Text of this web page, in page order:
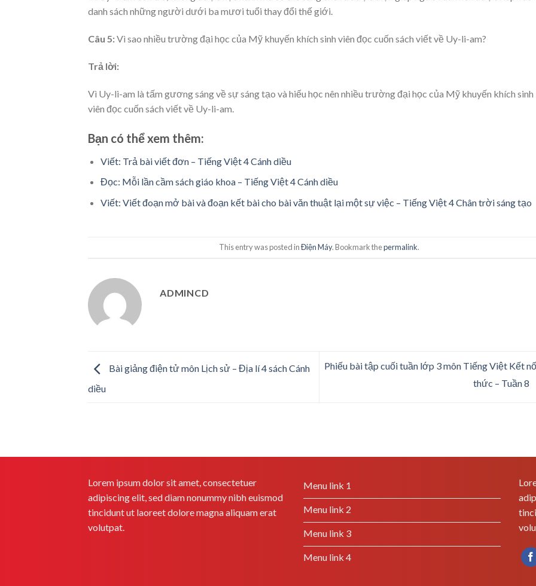
danh sách những người dưới ba mươi tuổi thay đổi thế giới.
Câu 5:Vì sao nhiều trường đại học của Mỹ khuyến khích sinh viên đọc cuốn sách viết về Uy-li-am?
Trả lời:
Vì Uy-li-am là tấm gương sáng về sự sáng tạo và hiếu học nên nhiều trường đại học của Mỹ khuyến khích sinh
viên đọc cuốn sách viết về Uy-li-am.
Bạn có thể xem thêm:
Viết: Trả bài viết đơn – Tiếng Việt 4 Cánh diều
Đọc: Mỗi lần cầm sách giáo khoa – Tiếng Việt 4 Cánh diều
Viết: Viết đoạn mở bài và đoạn kết bài cho bài văn thuật lại một sự việc – Tiếng Việt 4 Chân trời sáng tạo
This entry was posted inĐiện Máy. Bookmark thepermalink.
ADMINCD
Bài giảng điện tử môn Lịch sử – Địa lí 4 sách Cánh
diều
Phiếu bài tập cuối tuần lớp 3 môn Tiếng Việt Kết
thức – Tuần 8
Lorem ipsum dolor sit amet, consectetuer
adipiscing elit, sed diam nonummy nibh euismod
tincidunt ut laoreet dolore magna aliquam erat
volutpat.
Menu link 1
Menu link 2
Menu link 3
Menu link 4